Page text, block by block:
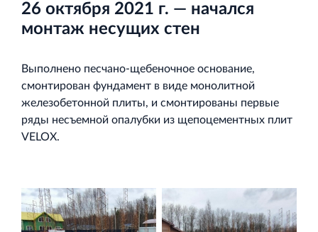
Строительная система ROSSTRO‐VELOX
Несъёмная опалубка из щепоцементных плит
Научно‐исследовательский институт
ЛЕННИИПРОЕКТ
26 октября 2021 г. — начался
монтаж несущих стен
Выполнено песчано‐щебеночное основание,
смонтирован фундамент в виде монолитной
железобетонной плиты, и смонтированы первые
ряды несъемной опалубки из щепоцементных плит
VELOX.